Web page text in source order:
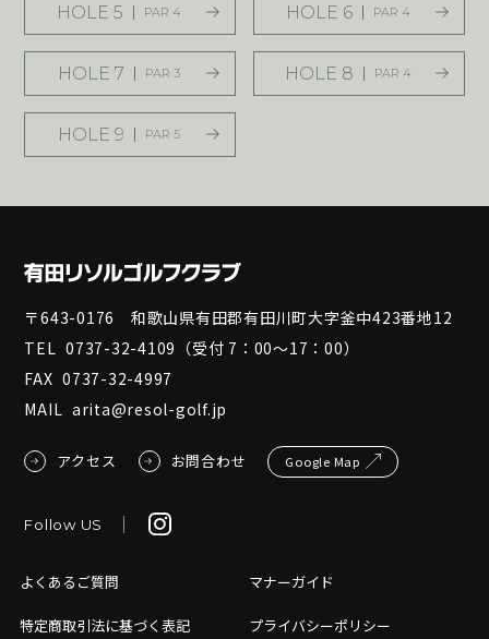
HOLE 5 PAR 4 HOLE 6 PAR 4
HOLE 7 PAR 3 HOLE 8 PAR 4
HOLE 9 PAR 5
〒643-0176 和歌山県有田郡有田川町大字釜中423番地12
TEL 0737-32-4109 （受付 7：00～17：00）
FAX 0737-32-4997
MAIL arita@resol-golf.jp
アクセス お問合わせ Google Map
Follow US
よくあるご質問 マナーガイド
特定商取引法に基づく表記 プライバシーポリシー